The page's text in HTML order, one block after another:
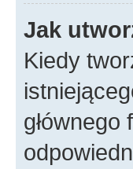
Jak
Kiedy